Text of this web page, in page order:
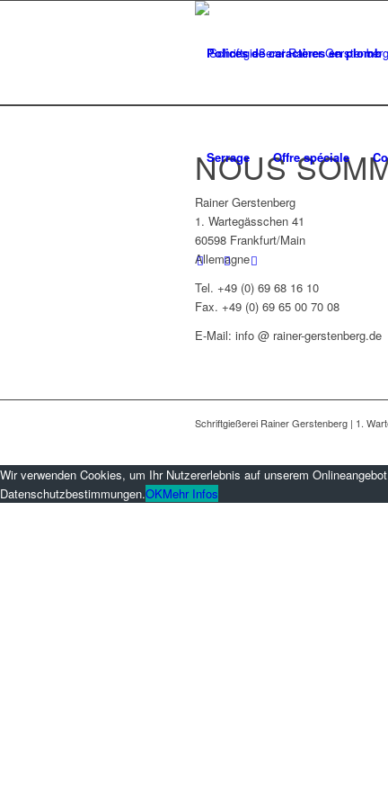
Polices de caractères en plomb
Serrage Offre spéciale
NOUS
Rainer Gerstenberg
1. Wartegässchen 41
60598 Frankfurt/Main
Allemagne
Tel. +49 (0) 69 68 16 10
Fax. +49 (0) 69 65 00 70 08
E-Mail: info @ rainer-gerstenberg.de
Schriftgießerei Rainer Gerstenberg | 1.
Wir verwenden Cookies, um Ihr Nutzererlebnis auf unserem
Datenschutzbestimmungen.OKMehr Infos